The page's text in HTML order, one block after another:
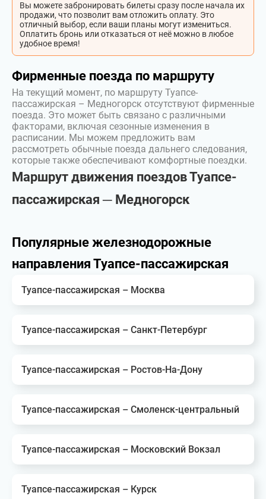
Вы можете забронировать билеты сразу после начала их
продажи, что позволит вам отложить оплату. Это
отличный выбор, если ваши планы могут измениться.
Оплатить бронь или отказаться от неё можно в любое
удобное время!
Фирменные поезда по маршруту
На текущий момент, по маршруту Туапсе-
пассажирская – Медногорск отсутствуют фирменные
поезда. Это может быть связано с различными
факторами, включая сезонные изменения в
расписании. Мы можем предложить вам
рассмотреть обычные поезда дальнего следования,
которые также обеспечивают комфортные поездки.
Маршрут движения поездов Туапсе-
пассажирская ─ Медногорск
Популярные железнодорожные
направления Туапсе-пассажирская
Туапсе-пассажирская – Москва
Туапсе-пассажирская – Санкт-Петербург
Туапсе-пассажирская – Ростов-На-Дону
Туапсе-пассажирская – Смоленск-центральный
Туапсе-пассажирская – Московский Вокзал
Туапсе-пассажирская – Курск